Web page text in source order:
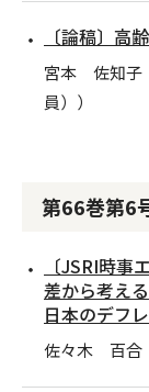
〔論稿〕高
宮本 佐知子
員））
第66巻第6
〔JSRI時
差から考える
日本のデフ
佐々木 百合